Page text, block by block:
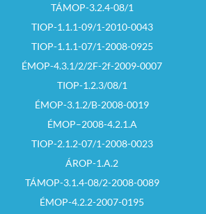
TÁMOP-3.2.4-08/1
TIOP-1.1.1-09/1-2010-0043
TIOP-1.1.1-07/1-2008-0925
ÉMOP-4.3.1/2/2F-2f-2009-0007
TIOP-1.2.3/08/1
ÉMOP-3.1.2/B-2008-0019
ÉMOP–2008-4.2.1.A
TIOP-2.1.2-07/1-2008-0023
ÁROP-1.A.2
TÁMOP-3.1.4-08/2-2008-0089
ÉMOP-4.2.2-2007-0195